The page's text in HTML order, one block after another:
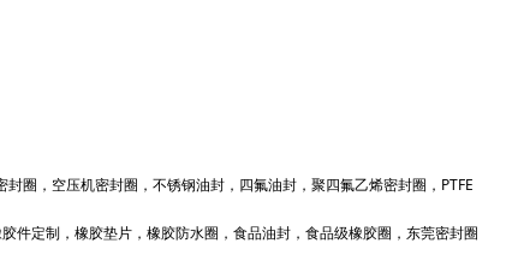
圈，空压机密封圈，不锈钢油封，四氟油封，聚四氟乙烯密封圈，PTFE
件定制，橡胶垫片，橡胶防水圈，食品油封，食品级橡胶圈，东莞密封圈